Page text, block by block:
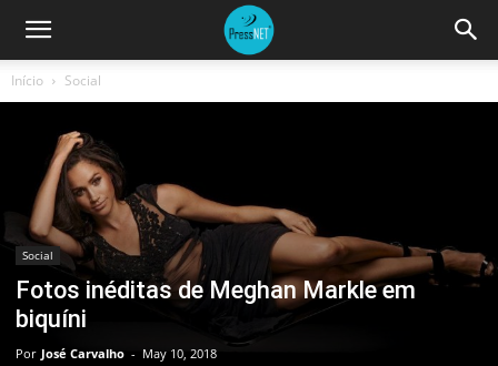
Início Social
Social
Fotos inéditas de Meghan Markle em
biquíni
Por José Carvalho - May 10, 2018